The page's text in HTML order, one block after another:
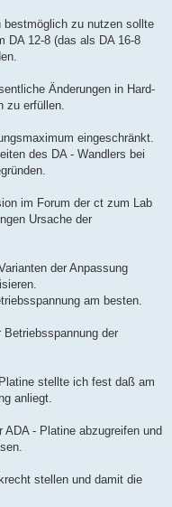
bestmöglich zu nutzen sollte
DA 12-8 (das als DA 16-8
Änderungen in Hard-
zu erfüllen.
eingeschränkt.
des DA - Wandlers bei
im Forum der ct zum Lab
Ursache der
der Anpassung
am besten.
der
stellte ich fest daß am
anliegt.
- Platine abzugreifen und
stellen und damit die